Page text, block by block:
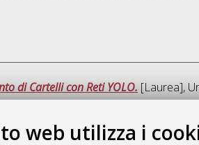
web utilizza i
di Cartelli con Reti YOLO. [Laurea],